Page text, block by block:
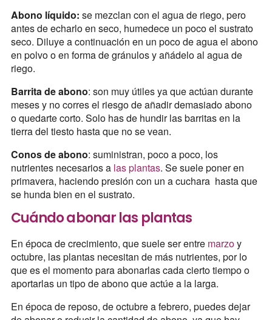
Abono líquido: se mezclan con el agua de riego, pero
antes de echarlo en seco, humedece un poco el sustrato
seco. Diluye a continuación en un poco de agua el abono
en polvo o en forma de gránulos y añádelo al agua de
riego.
Barrita de abono: son muy útiles ya que actúan durante
meses y no corres el riesgo de añadir demasiado abono
o quedarte corto. Solo has de hundir las barritas en la
tierra del tiesto hasta que no se vean.
Conos de abono: suministran, poco a poco, los
nutrientes necesarios a las plantas. Se suele poner en
primavera, haciendo presión con un a cuchara hasta que
se hunda bien en el sustrato.
Cuándo abonar las plantas
En época de crecimiento, que suele ser entre marzoy
octubre, las plantas necesitan de más nutrientes, por lo
que es el momento para abonarlas cada cierto tiempo o
aportarlas un tipo de abono que actúe a la larga.
En época de reposo, de octubre a febrero, puedes dejar